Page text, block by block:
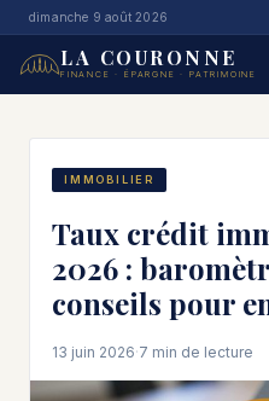
dimanche 9 août 2026
LA COURONNE
FINANCE · ÉPARGNE · PATRIMOINE
IMMOBILIER
Taux crédit
2026 :
conseils pour
13 juin 2026·7 min de lecture